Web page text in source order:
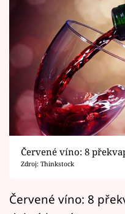
Seriály
Horoskopy
Sledujte prima+
Filmový festival
Pořady
Mámy sobě
Červené víno: 8
Zdroj: Thinkstock
Červené víno: 8